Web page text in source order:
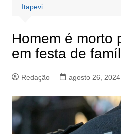
Itapevi
Homem é morto
em festa de
Redação agosto 26, 2024